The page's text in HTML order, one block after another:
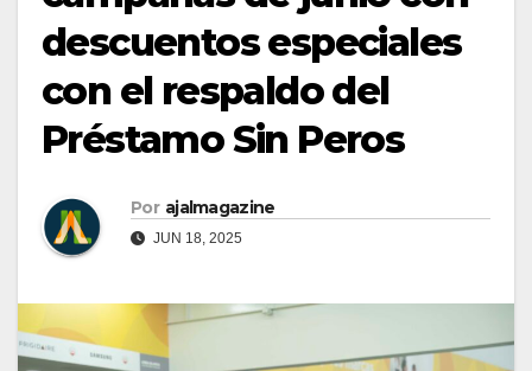
descuentos especiales
con el respaldo del
Préstamo Sin Peros
Por ajalmagazine
JUN 18, 2025